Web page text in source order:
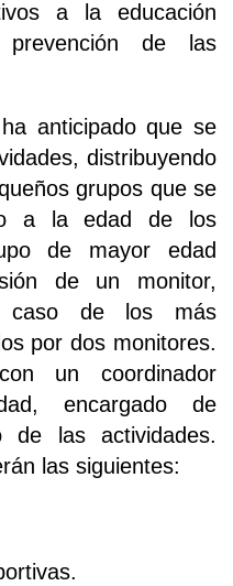
a la educación
de las
anticipado que se
distribuyendo
grupos que se
a la edad de los
de mayor edad
de un monitor,
caso de los más
por dos monitores.
un coordinador
encargado de
de las actividades.
las siguientes: